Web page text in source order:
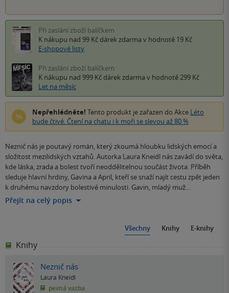
Při zaslání zboží balíčkem
K nákupu nad 99 Kč dárek zdarma v hodnotě 19 Kč
E-shopové listy
Při zaslání zboží balíčkem
K nákupu nad 999 Kč dárek zdarma v hodnotě 299 Kč
Let na měsíc
Nepřehlédněte! Tento produkt je zařazen do Akce Léto
bude čtivé. Čtení na chatu i k moři se slevou až 80 %
Neznič nás je poutavý román, který zkoumá hloubku lidských emocí a
složitost mezilidských vztahů. Autorka Laura Kneidl nás zavádí do světa,
kde láska, zrada a bolest tvoří neoddělitelnou součást života. Příběh
sleduje hlavní hrdiny, Gavina a April, kteří se snaží najít cestu zpět jeden
k druhému navzdory bolestivé minulosti. Gavin, mladý muž…
Přejít na celý popis
Všechny Knihy E-knihy
Knihy
Neznič nás
Laura Kneidl
pevná vazba